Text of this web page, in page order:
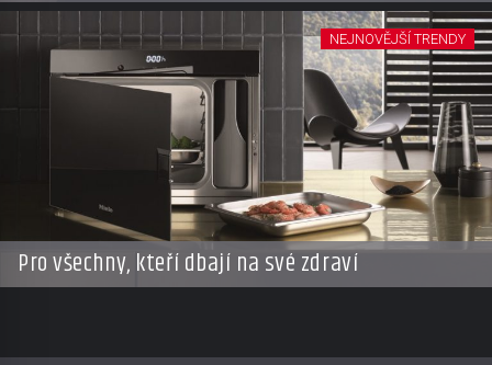
Pro všechny, kteří dbají na své zdraví
NEJNOVĚJŠÍ TRENDY